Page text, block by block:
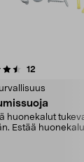
12
huonekalut
Estää
4.5 viidestä